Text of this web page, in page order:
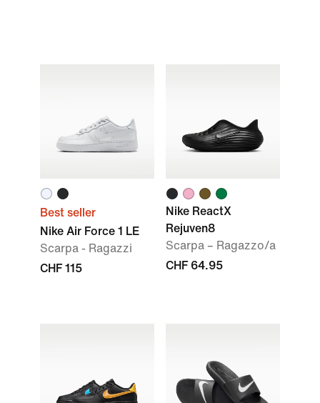
Best seller
Nike Air Force 1 LE
Scarpa - Ragazzi
CHF 115
Nike ReactX
Rejuven8
Scarpa – Ragazzo/a
CHF 64.95